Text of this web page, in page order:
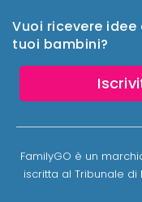
Vuoi ricevere
tuoi bambini?
FamilyGO è un
iscritta al Tribunale di